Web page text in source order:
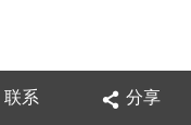
联系 分享